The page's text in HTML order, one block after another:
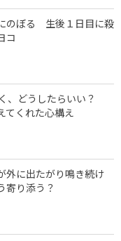
のぼる 生後１日目に殺
コ
、どうしたらいい？
てくれた心構え
外に出たがり鳴き続け
り添う？